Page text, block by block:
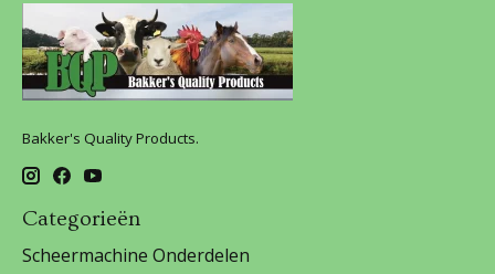
Bakker's Quality Products.
Categorieën
Scheermachine Onderdelen